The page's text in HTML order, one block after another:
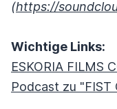
(https://
Wichtige Links:
ESKORIA FILMS
Podcast zu "FIST